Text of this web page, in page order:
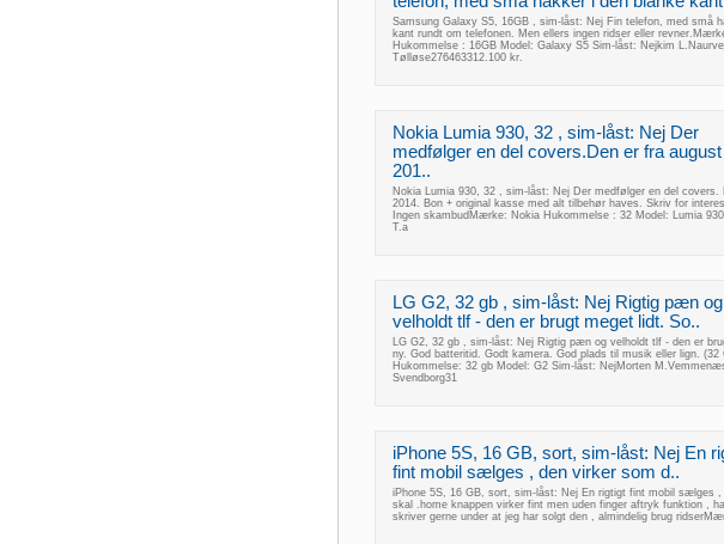
Samsung Galaxy S5, 16GB , sim-låst: Nej Fin telefon, med små
kant rundt om telefonen. Men ellers ingen ridser eller
Hukommelse : 16GB Model: Galaxy S5 Sim-låst: Nejkim
Tølløse276463312.100 kr.
Nokia Lumia 930, 32 , sim-låst: Nej Der
medfølger en del covers.Den er fra august
201..
Nokia Lumia 930, 32 , sim-låst: Nej Der medfølger en del covers.
2014. Bon + original kasse med alt tilbehør haves. Skriv for
Ingen skambudMærke: Nokia Hukommelse : 32 Model: Lumia
T.a
LG G2, 32 gb , sim-låst: Nej Rigtig pæn og
velholdt tlf - den er brugt meget lidt. So..
LG G2, 32 gb , sim-låst: Nej Rigtig pæn og velholdt tlf - den er
ny. God batteritid. Godt kamera. God plads til musik eller lign.
Hukommelse: 32 gb Model: G2 Sim-låst: NejMorten
Svendborg31
iPhone 5S, 16 GB, sort, sim-låst: Nej En
fint mobil sælges , den virker som d..
iPhone 5S, 16 GB, sort, sim-låst: Nej En rigtigt fint mobil sælges ,
skal .home knappen virker fint men uden finger aftryk funktion ,
skriver gerne under at jeg har solgt den , almindelig brug